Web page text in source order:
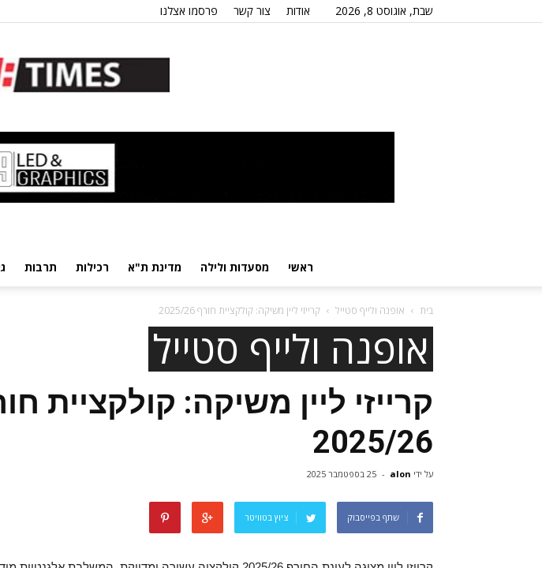
שבת, אוגוסט 8, 2026 אודות צור קשר פרסמו אצלנו
ראשי מסעדות ולילה מדינת ת"א רכילות תרבות
בית אופנה ולייף סטייל קרייזי ליין משיקה: קולקציית חורף 2025/26
אופנה ולייף סטייל
קרייזי ליין משיקה: קולקציית
2025/26
על ידי alon
- 25 בספטמבר 2025
שתף בפייסבוק ציוץ בטוויטר